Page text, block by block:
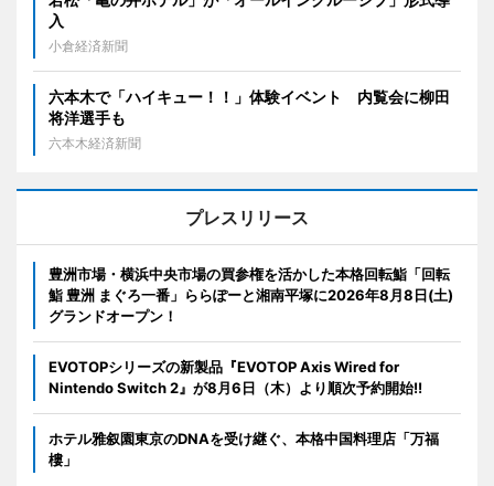
入
小倉経済新聞
六本木で「ハイキュー！！」体験イベント 内覧会に柳田
将洋選手も
六本木経済新聞
プレスリリース
豊洲市場・横浜中央市場の買参権を活かした本格回転鮨「回転
鮨 豊洲 まぐろ一番」ららぽーと湘南平塚に2026年8月8日(土)
グランドオープン！
EVOTOPシリーズの新製品『EVOTOP Axis Wired for
Nintendo Switch 2』が8月6日（木）より順次予約開始!!
ホテル雅叙園東京のDNAを受け継ぐ、本格中国料理店「万福
樓」